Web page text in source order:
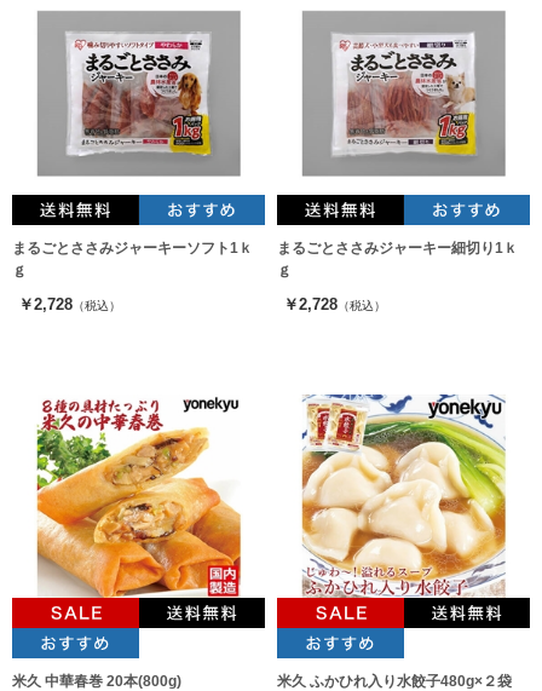
まるごとささみジャーキーソフト1ｋ
ｇ
￥2,728 （税込）
まるごとささみジャーキー細切り1ｋ
ｇ
￥2,728 （税込）
米久 中華春巻 20本(800g)
米久 ふかひれ入り水餃子480g×２袋